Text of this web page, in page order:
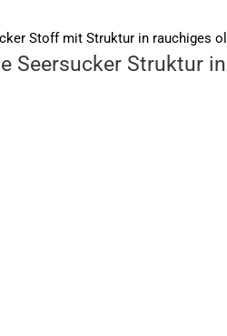
Seersucker Struktur